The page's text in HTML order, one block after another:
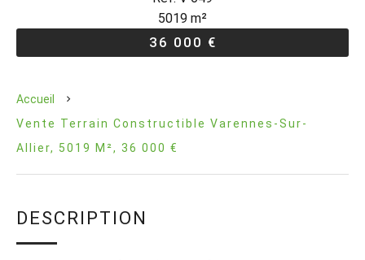
5019 m²
36 000 €
Accueil
Vente Terrain Constructible Varennes-Sur-
Allier, 5019 M², 36 000 €
DESCRIPTION